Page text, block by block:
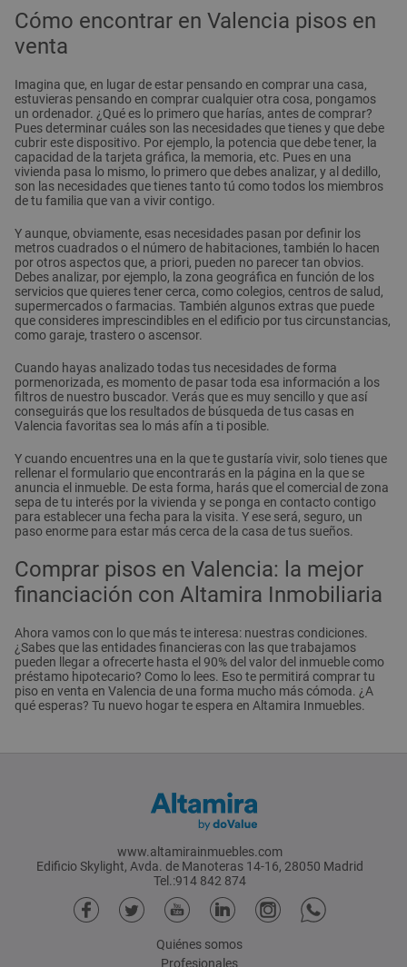
Cómo encontrar en Valencia pisos en
venta
Imagina que, en lugar de estar pensando en comprar una casa,
estuvieras pensando en comprar cualquier otra cosa, pongamos
un ordenador. ¿Qué es lo primero que harías, antes de comprar?
Pues determinar cuáles son las necesidades que tienes y que debe
cubrir este dispositivo. Por ejemplo, la potencia que debe tener, la
capacidad de la tarjeta gráfica, la memoria, etc. Pues en una
vivienda pasa lo mismo, lo primero que debes analizar, y al dedillo,
son las necesidades que tienes tanto tú como todos los miembros
de tu familia que van a vivir contigo.
Y aunque, obviamente, esas necesidades pasan por definir los
metros cuadrados o el número de habitaciones, también lo hacen
por otros aspectos que, a priori, pueden no parecer tan obvios.
Debes analizar, por ejemplo, la zona geográfica en función de los
servicios que quieres tener cerca, como colegios, centros de salud,
supermercados o farmacias. También algunos extras que puede
que consideres imprescindibles en el edificio por tus circunstancias,
como garaje, trastero o ascensor.
Cuando hayas analizado todas tus necesidades de forma
pormenorizada, es momento de pasar toda esa información a los
filtros de nuestro buscador. Verás que es muy sencillo y que así
conseguirás que los resultados de búsqueda de tus casas en
Valencia favoritas sea lo más afín a ti posible.
Y cuando encuentres una en la que te gustaría vivir, solo tienes que
rellenar el formulario que encontrarás en la página en la que se
anuncia el inmueble. De esta forma, harás que el comercial de zona
sepa de tu interés por la vivienda y se ponga en contacto contigo
para establecer una fecha para la visita. Y ese será, seguro, un
paso enorme para estar más cerca de la casa de tus sueños.
Comprar pisos en Valencia: la mejor
financiación con Altamira Inmobiliaria
Ahora vamos con lo que más te interesa: nuestras condiciones.
¿Sabes que las entidades financieras con las que trabajamos
pueden llegar a ofrecerte hasta el 90% del valor del inmueble como
préstamo hipotecario? Como lo lees. Eso te permitirá comprar tu
piso en venta en Valencia de una forma mucho más cómoda. ¿A
qué esperas? Tu nuevo hogar te espera en Altamira Inmuebles.
www.altamirainmuebles.com
Edificio Skylight, Avda. de Manoteras 14-16, 28050 Madrid
Tel.:914 842 874
Quiénes somos
Profesionales